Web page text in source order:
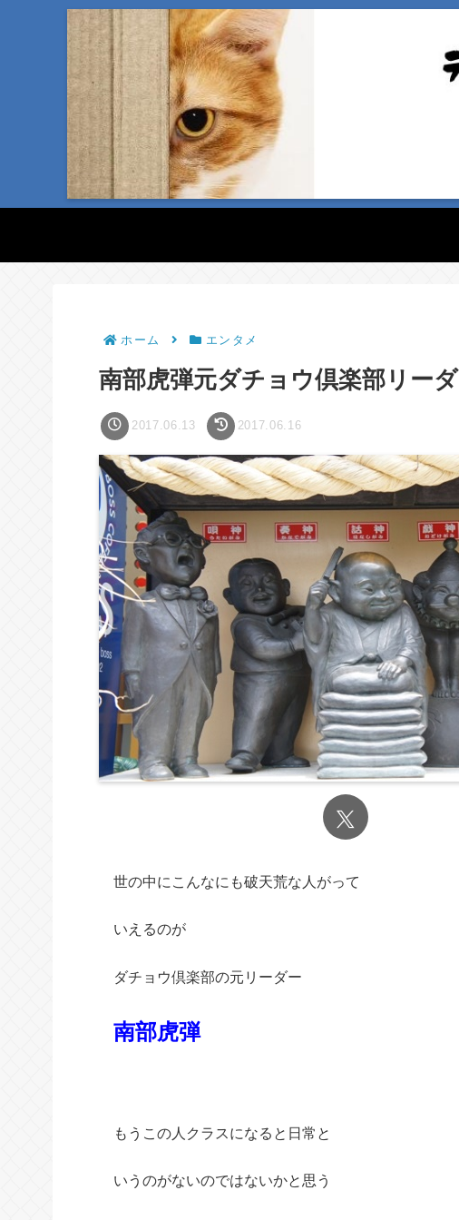
ホーム エンタメ
南部虎弾元ダチョウ倶楽部リー
2017.06.13 2017.06.16
世の中にこんなにも破天荒な人がって
いえるのが
ダチョウ倶楽部の元リーダー
南部虎弾
もうこの人クラスになると日常と
いうのがないのではないかと思う